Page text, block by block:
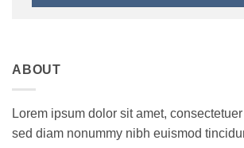
ABOUT
Lorem ipsum dolor sit amet,
sed diam nonummy nibh euismod